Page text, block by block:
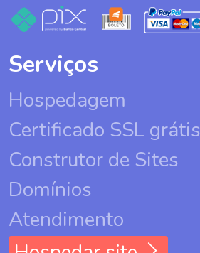
Serviços
Hospedagem
Certificado SSL grátis
Construtor de Sites
Domínios
Atendimento